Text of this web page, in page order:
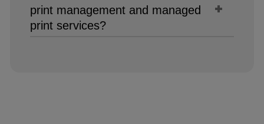
print management and managed
print services?